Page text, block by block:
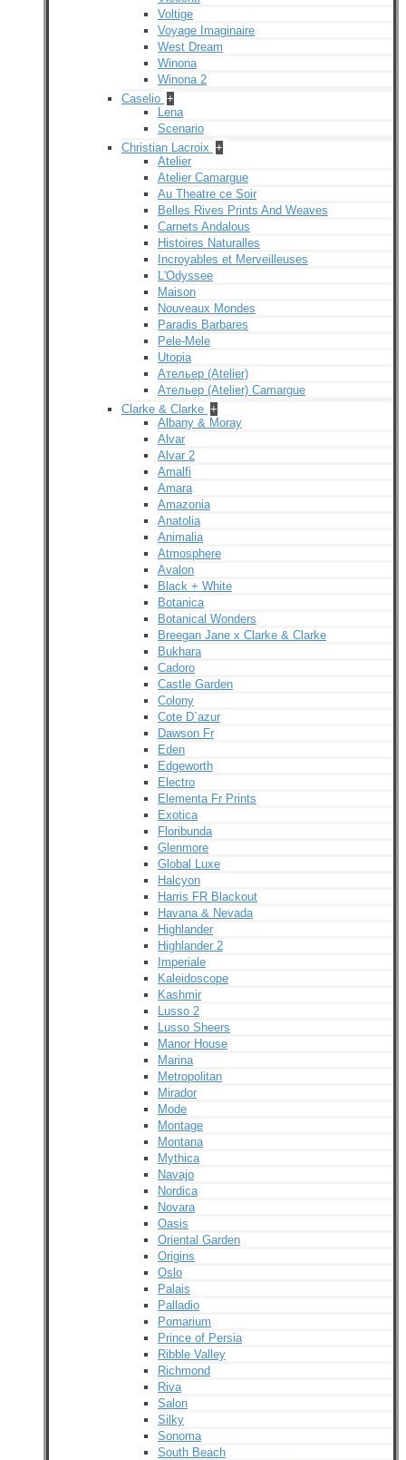
Voltige
Voyage Imaginaire
West Dream
Winona
Winona 2
Caselio +
Lena
Scenario
Christian Lacroix +
Atelier
Atelier Camargue
Au Theatre ce Soir
Belles Rives Prints And Weaves
Carnets Andalous
Histoires Naturalles
Incroyables et Merveilleuses
L'Odyssee
Maison
Nouveaux Mondes
Paradis Barbares
Pele-Mele
Utopia
Ательер (Atelier)
Ательер (Atelier) Camargue
Clarke & Clarke +
Albany & Moray
Alvar
Alvar 2
Amalfi
Amara
Amazonia
Anatolia
Animalia
Atmosphere
Avalon
Black + White
Botanica
Botanical Wonders
Breegan Jane x Clarke & Clarke
Bukhara
Cadoro
Castle Garden
Colony
Cote D`azur
Dawson Fr
Eden
Edgeworth
Electro
Elementa Fr Prints
Exotica
Floribunda
Glenmore
Global Luxe
Halcyon
Harris FR Blackout
Havana & Nevada
Highlander
Highlander 2
Imperiale
Kaleidoscope
Kashmir
Lusso 2
Lusso Sheers
Manor House
Marina
Metropolitan
Mirador
Mode
Montage
Montana
Mythica
Navajo
Nordica
Novara
Oasis
Oriental Garden
Origins
Oslo
Palais
Palladio
Pomarium
Prince of Persia
Ribble Valley
Richmond
Riva
Salon
Silky
Sonoma
South Beach